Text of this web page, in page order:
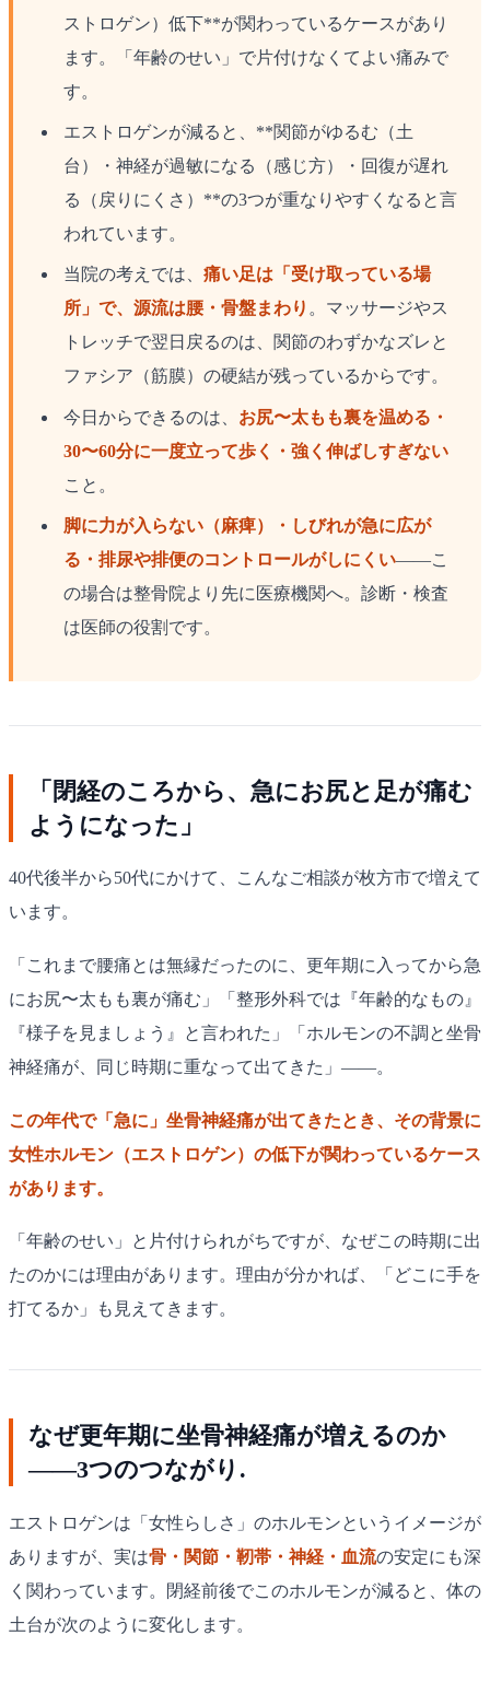
ストロゲン）低下**が関わっているケースがあり
ます。「年齢のせい」で片付けなくてよい痛みで
す。
エストロゲンが減ると、**関節がゆるむ（土
台）・神経が過敏になる（感じ方）・回復が遅れ
る（戻りにくさ）**の3つが重なりやすくなると言
われています。
当院の考えでは、 痛い足は「受け取っている場
所」で、源流は腰・骨盤まわり 。マッサージやス
トレッチで翌日戻るのは、関節のわずかなズレと
ファシア（筋膜）の硬結が残っているからです。
今日からできるのは、 お尻〜太もも裏を温める・
30〜60分に一度立って歩く・強く伸ばしすぎない
こと。
脚に力が入らない（麻痺）・しびれが急に広が
る・排尿や排便のコントロールがしにくい——こ
の場合は整骨院より先に医療機関へ。診断・検査
は医師の役割です。
「閉経のころから、急にお尻と足が痛む
ようになった」
40代後半から50代にかけて、こんなご相談が枚方市で増えて
います。
「これまで腰痛とは無縁だったのに、更年期に入ってから急
にお尻〜太もも裏が痛む」「整形外科では『年齢的なもの』
『様子を見ましょう』と言われた」「ホルモンの不調と坐骨
神経痛が、同じ時期に重なって出てきた」——。
この年代で「急に」坐骨神経痛が出てきたとき、その背景に
女性ホルモン（エストロゲン）の低下が関わっているケース
があります。
「年齢のせい」と片付けられがちですが、なぜこの時期に出
たのかには理由があります。理由が分かれば、「どこに手を
打てるか」も見えてきます。
なぜ更年期に坐骨神経痛が増えるのか
——3つのつながり.
エストロゲンは「女性らしさ」のホルモンというイメージが
ありますが、実は骨・関節・靭帯・神経・血流の安定にも深
く関わっています。閉経前後でこのホルモンが減ると、体の
土台が次のように変化します。